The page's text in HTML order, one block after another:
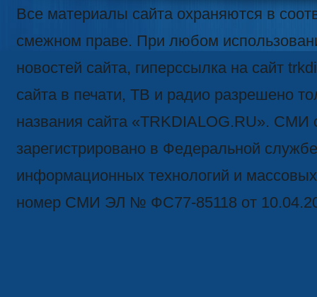
Все материалы сайта охраняются в
смежном праве. При любом
новостей сайта, гиперссылка на сайт
сайта в печати, ТВ и радио разрешено
названия сайта «TRKDIALOG.RU». СМИ
зарегистрировано в Федеральной
информационных технологий и
номер СМИ ЭЛ № ФС77-85118 от